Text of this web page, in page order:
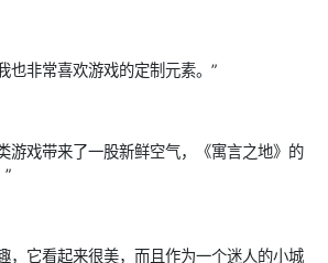
也非常喜欢游戏的定制元素。”
游戏带来了一股新鲜空气，《寓言之地》的
，它看起来很美，而且作为一个迷人的小城